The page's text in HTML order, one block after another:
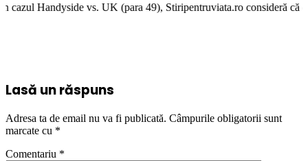
vs. UK (para 49), Stiripentruviata.ro consideră că dezbaterea
Lasă un răspuns
Adresa ta de email nu va fi publicată. Câmpurile obligatorii sunt
marcate cu *
Comentariu *